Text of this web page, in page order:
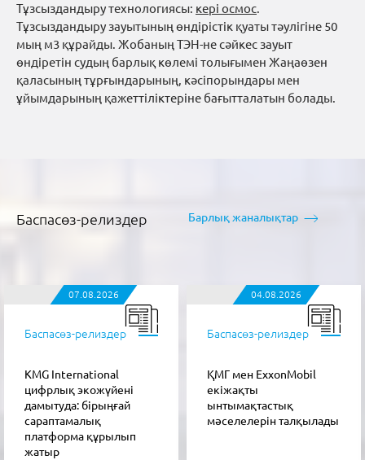
Тұзсыздандыру технологиясы: кері осмос.
Тұзсыздандыру зауытының өндірістік қуаты тәулігіне 50
мың м3 құрайды. Жобаның ТЭН-не сәйкес зауыт
өндіретін судың барлық көлемі толығымен Жаңаөзен
қаласының тұрғындарының, кәсіпорындары мен
ұйымдарының қажеттіліктеріне бағытталатын болады.
Баспасөз-релиздер Барлық жаналықтар
07.08.2026
Баспасөз-релиздер
KMG International
цифрлық экожүйені
дамытуда: бірыңғай
сараптамалық
платформа құрылып
жатыр
04.08.2026
Баспасөз-релиздер
ҚМГ мен ExxonMobil
екіжақты
ынтымақтастық
мәселелерін талқылады